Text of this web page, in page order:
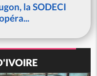
la SODECI